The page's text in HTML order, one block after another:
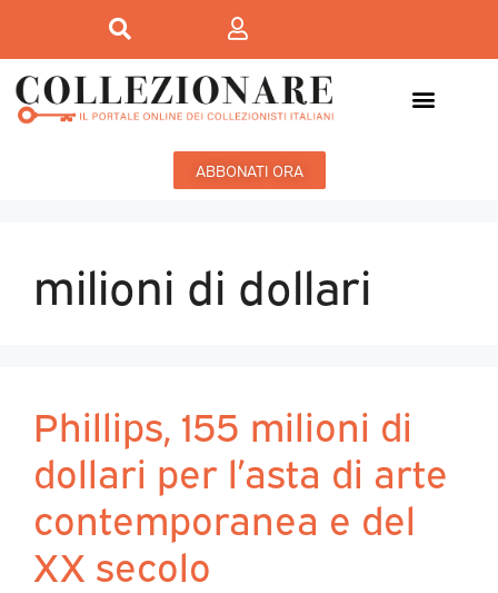
ABBONATI ORA
milioni di dollari
Phillips, 155 milioni di
dollari per l’asta di arte
contemporanea e del
XX secolo